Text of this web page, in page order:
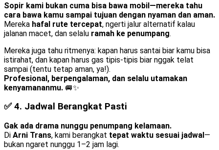
Sopir kami bukan cuma bisa bawa mobil—mereka tahu
cara bawa kamu sampai tujuan dengan nyaman dan aman.
Mereka hafal rute tercepat, ngerti jalur alternatif kalau
jalanan macet, dan selalu ramah ke penumpang.
Mereka juga tahu ritmenya: kapan harus santai biar kamu bisa
istirahat, dan kapan harus gas tipis-tipis biar nggak telat
sampai (tentu tetap aman, ya!).
Profesional, berpengalaman, dan selalu utamakan
kenyamananmu. 🚐✨
✅ 4. Jadwal Berangkat Pasti
Gak ada drama nunggu penumpang kelamaan.
Di Arni Trans, kami berangkat tepat waktu sesuai jadwal —
bukan ngaret nunggu 1–2 jam lagi.